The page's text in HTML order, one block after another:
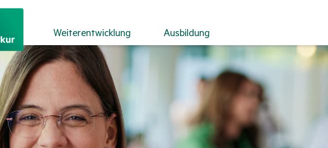
Weiterentwicklung Ausbildung